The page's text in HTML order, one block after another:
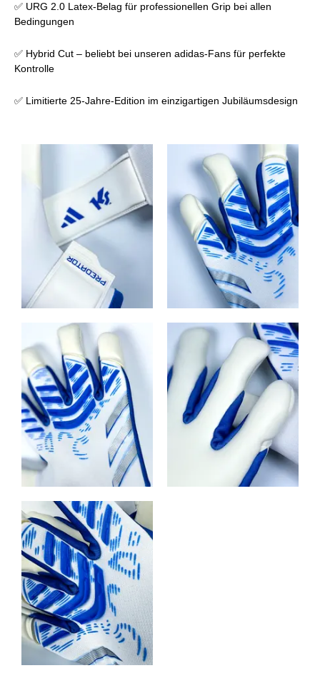
✅ URG 2.0 Latex-Belag für professionellen Grip bei allen
Bedingungen
✅ Hybrid Cut – beliebt bei unseren adidas-Fans für perfekte
Kontrolle
✅ Limitierte 25-Jahre-Edition im einzigartigen Jubiläumsdesign